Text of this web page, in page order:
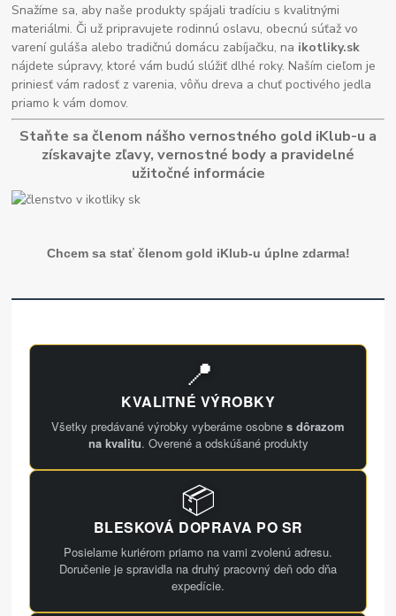
Snažíme sa, aby naše produkty spájali tradíciu s kvalitnými
materiálmi. Či už pripravujete rodinnú oslavu, obecnú súťaž vo
varení guláša alebo tradičnú domácu zabíjačku, na ikotliky.sk
nájdete súpravy, ktoré vám budú slúžiť dlhé roky. Naším cieľom je
priniesť vám radosť z varenia, vôňu dreva a chuť poctivého jedla
priamo k vám domov.
Staňte sa členom nášho vernostného gold iKlub-u a
získavajte zľavy, vernostné body a pravidelné
užitočné informácie
Chcem sa stať členom gold iKlub-u úplne zdarma!
📍
KVALITNÉ VÝROBKY
Všetky predávané výrobky vyberáme osobne s dôrazom
na kvalitu. Overené a odskúšané produkty
📦
BLESKOVÁ DOPRAVA PO SR
Posielame kuriérom priamo na vami zvolenú adresu.
Doručenie je spravidla na druhý pracovný deň odo dňa
expedície.